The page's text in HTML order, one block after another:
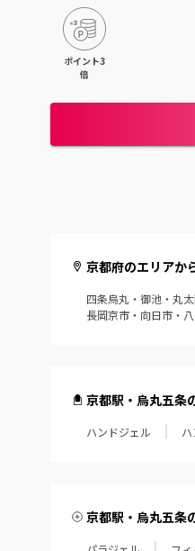
ポイント3
倍
京都府のエリアか
四条烏丸・御池・丸
長岡京市・向日市・
京都駅・烏丸五条
ハンドジェル
京都駅・烏丸五条